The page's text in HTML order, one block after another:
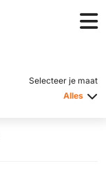
Selecteer je maat
Alles